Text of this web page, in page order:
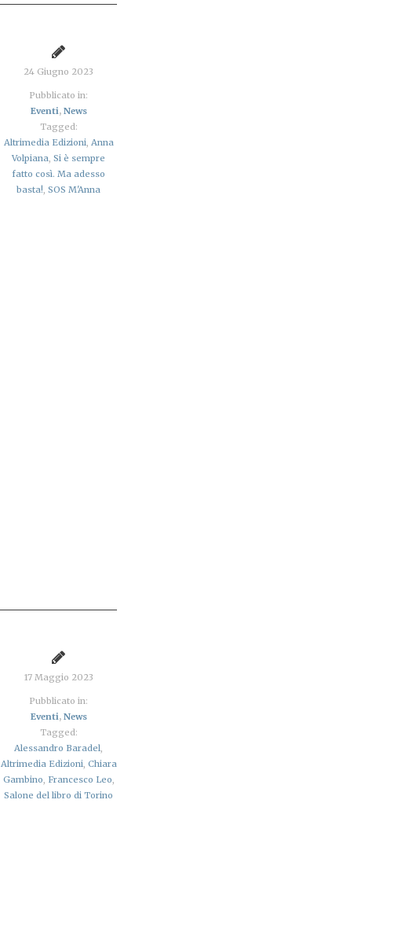
24 Giugno 2023
Pubblicato in:
Eventi, News
Tagged:
Altrimedia Edizioni, Anna
Volpiana,Si è sempre
fatto così. Ma adesso
basta!,SOS M'Anna
17 Maggio 2023
Pubblicato in:
Eventi, News
Tagged:
Alessandro Baradel,
Altrimedia Edizioni, Chiara
Gambino, Francesco Leo,
Salone del libro di Torino